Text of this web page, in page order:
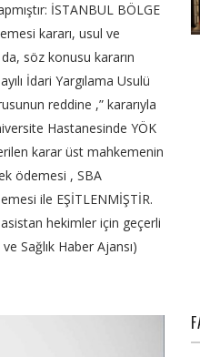
İSTANBUL BÖLGE
kararı, usul ve
söz konusu kararın
İdari Yargılama Usulü
reddine ,” kararıyla
Hastanesinde YÖK
karar üst mahkemenin
ödemesi , SBA
ile EŞİTLENMİŞTİR.
hekimler için geçerli
Sağlık Haber Ajansı)